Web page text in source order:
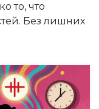
то, что
Без лишних